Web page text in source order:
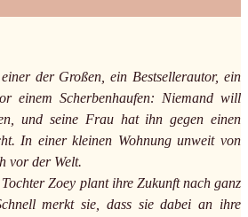
der Großen, ein Bestsellerautor, ein
einem Scherbenhaufen: Niemand will
und seine Frau hat ihn gegen einen
In einer kleinen Wohnung unweit von
vor der Welt.
Zoey plant ihre Zukunft nach ganz
merkt sie, dass sie dabei an ihre